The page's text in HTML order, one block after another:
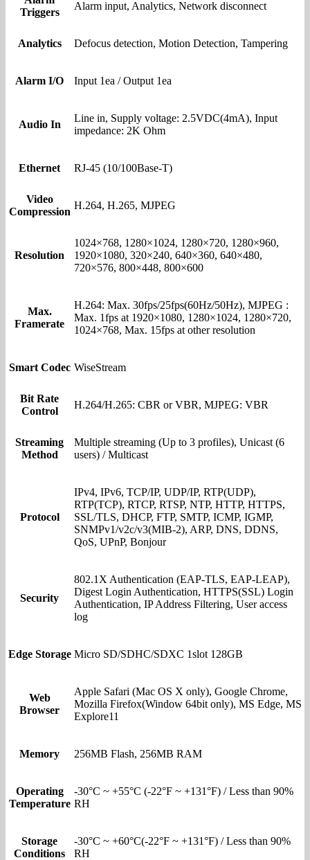
Triggers
Alarm input, Analytics, Network disconnect
Analytics Defocus detection, Motion Detection, Tampering
Alarm I/O Input 1ea / Output 1ea
Audio In
Line in, Supply voltage: 2.5VDC(4mA), Input
impedance: 2K Ohm
Ethernet RJ-45 (10/100Base-T)
Video
Compression
H.264, H.265, MJPEG
Resolution
1024×768, 1280×1024, 1280×720, 1280×960,
1920×1080, 320×240, 640×360, 640×480,
720×576, 800×448, 800×600
Max.
Framerate
H.264: Max. 30fps/25fps(60Hz/50Hz), MJPEG :
Max. 1fps at 1920×1080, 1280×1024, 1280×720,
1024×768, Max. 15fps at other resolution
Smart Codec WiseStream
Bit Rate
Control
H.264/H.265: CBR or VBR, MJPEG: VBR
Streaming
Method
Multiple streaming (Up to 3 profiles), Unicast (6
users) / Multicast
Protocol
IPv4, IPv6, TCP/IP, UDP/IP, RTP(UDP),
RTP(TCP), RTCP, RTSP, NTP, HTTP, HTTPS,
SSL/TLS, DHCP, FTP, SMTP, ICMP, IGMP,
SNMPv1/v2c/v3(MIB-2), ARP, DNS, DDNS,
QoS, UPnP, Bonjour
Security
802.1X Authentication (EAP-TLS, EAP-LEAP),
Digest Login Authentication, HTTPS(SSL) Login
Authentication, IP Address Filtering, User access
log
Edge Storage Micro SD/SDHC/SDXC 1slot 128GB
Web
Browser
Apple Safari (Mac OS X only), Google Chrome,
Mozilla Firefox(Window 64bit only), MS Edge, MS
Explore11
Memory 256MB Flash, 256MB RAM
Operating
Temperature
-30°C ~ +55°C (-22°F ~ +131°F) / Less than 90%
RH
Storage
Conditions
-30°C ~ +60°C(-22°F ~ +131°F) / Less than 90%
RH